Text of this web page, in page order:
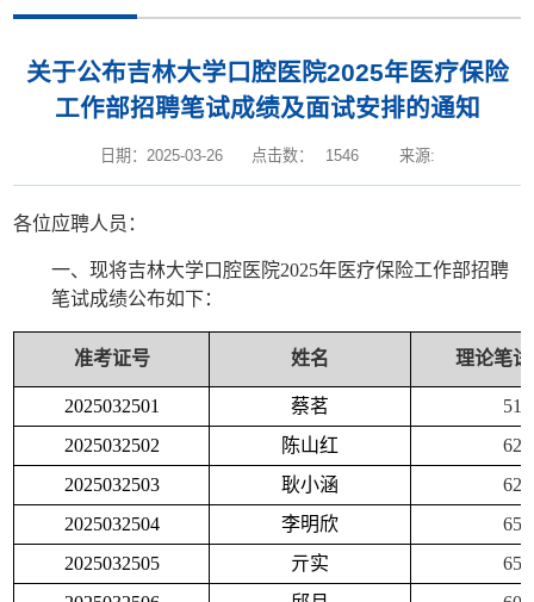
关于公布吉林大学口腔医院2025年医疗保险
工作部招聘笔试成绩及面试安排的通知
日期：2025-03-26 点击数： 1546 来源:
各位应聘人员：
一、现将吉林大学口腔医院2025年医疗保险工作部招聘
笔试成绩公布如下：
准考证号 姓名 理论笔
2025032501 蔡茗
51
2025032502
陈山红
62
2025032503
耿小涵
62
2025032504
李明欣
65
2025032505
亓实
65